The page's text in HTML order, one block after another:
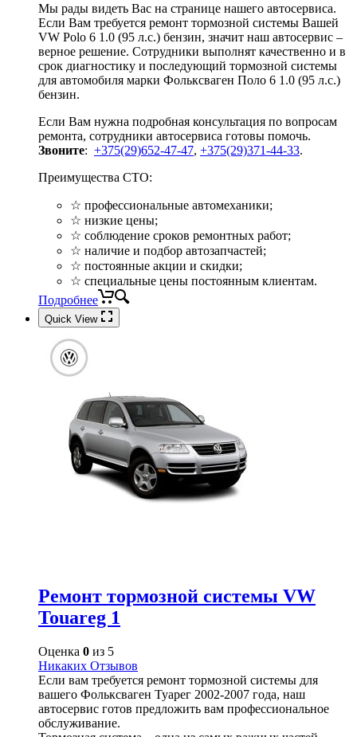
Мы рады видеть Вас на странице нашего автосервиса.
Если Вам требуется ремонт тормозной системы Вашей
VW Polo 6 1.0 (95 л.с.) бензин, значит наш автосервис –
верное решение. Сотрудники выполнят качественно и в
срок диагностику и последующий тормозной системы
для автомобиля марки Фольксваген Поло 6 1.0 (95 л.с.)
бензин.
Если Вам нужна подробная консультация по вопросам
ремонта, сотрудники автосервиса готовы помочь.
Звоните: +375(29)652-47-47, +375(29)371-44-33.
Преимущества СТО:
☆ профессиональные автомеханики;
☆ низкие цены;
☆ соблюдение сроков ремонтных работ;
☆ наличие и подбор автозапчастей;
☆ постоянные акции и скидки;
☆ специальные цены постоянным клиентам.
Подробнее
Quick View
Ремонт тормозной системы VW
Touareg 1
Оценка 0 из 5
Никаких Отзывов
Если вам требуется ремонт тормозной системы для
вашего Фольксваген Туарег 2002-2007 года, наш
автосервис готов предложить вам профессиональное
обслуживание.